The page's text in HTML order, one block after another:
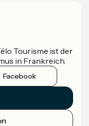
Tourisme ist der
in Frankreich.
Facebook